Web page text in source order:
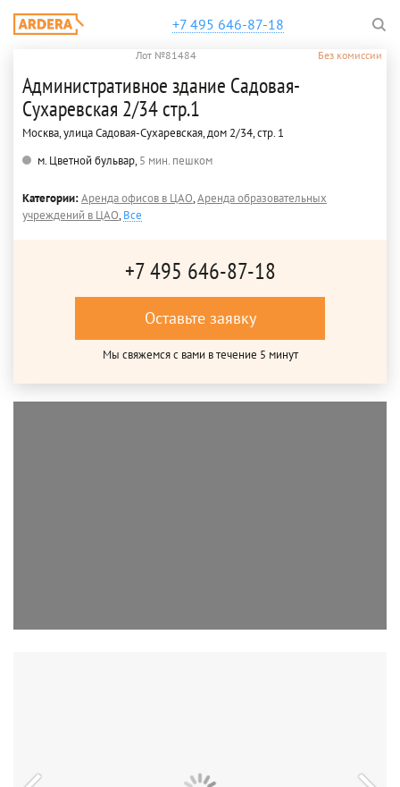
+7 495 646-87-18
Лот №81484 Без комиссии
Административное здание Садовая-
Сухаревская 2/34 стр.1
Москва, улица Садовая-Сухаревская, дом 2/34, стр. 1
м. Цветной бульвар,5 мин. пешком
Категории:Аренда офисов в ЦАО,Аренда образовательных
учреждений в ЦАО,Все
+7 495 646-87-18
Оставьте заявку
Мы свяжемся с вами в течение 5 минут